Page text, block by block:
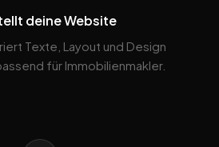
deine Website
Texte, Layout und Design
für Immobilienmakler.